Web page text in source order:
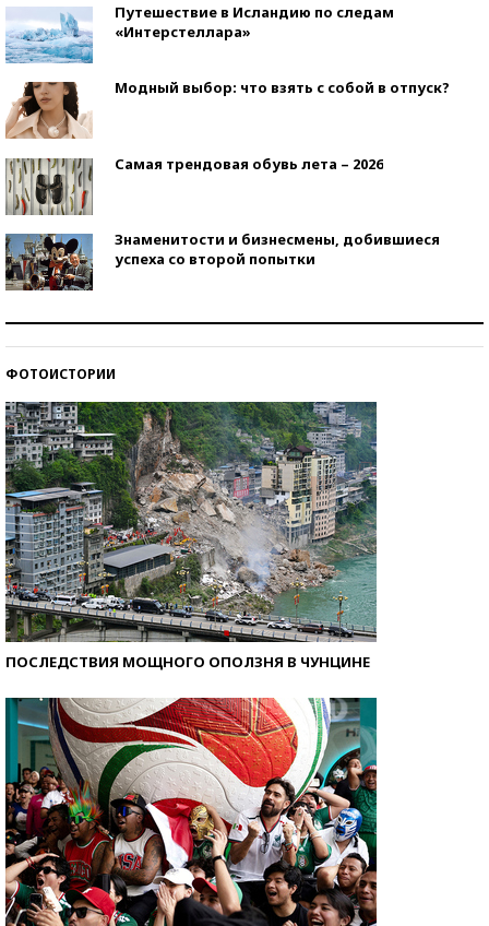
Путешествие в Исландию по следам
«Интерстеллара»
Модный выбор: что взять с собой в отпуск?
Самая трендовая обувь лета – 2026
Знаменитости и бизнесмены, добившиеся
успеха со второй попытки
ФОТОИСТОРИИ
ПОСЛЕДСТВИЯ МОЩНОГО ОПОЛЗНЯ В ЧУНЦИНЕ